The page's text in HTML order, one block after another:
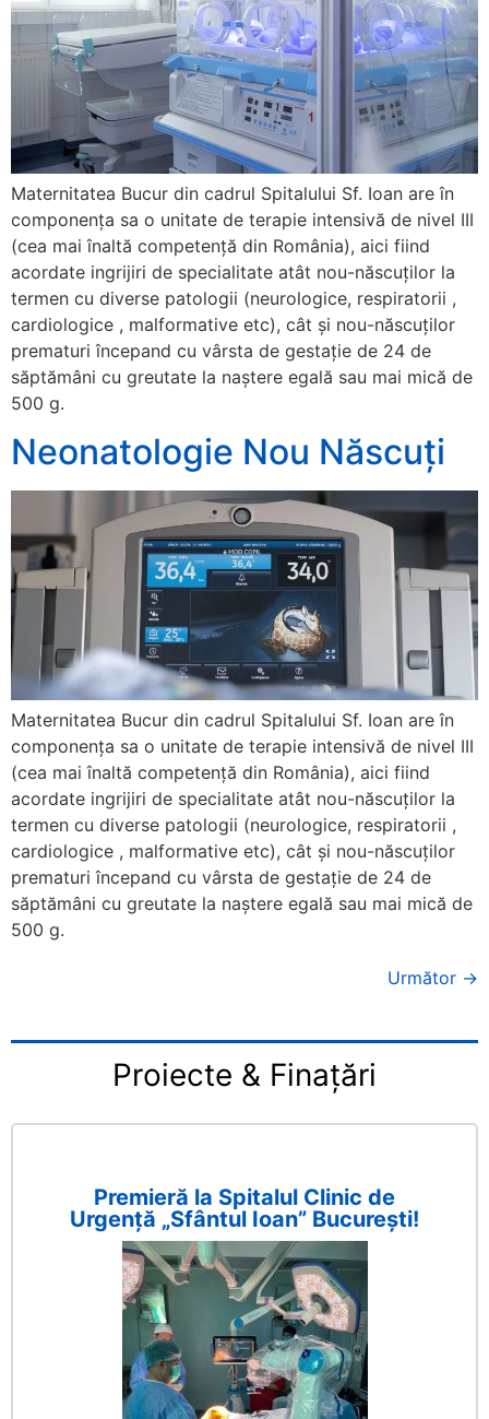
Maternitatea Bucur din cadrul Spitalului Sf. Ioan are în
componența sa o unitate de terapie intensivă de nivel III
(cea mai înaltă competență din România), aici fiind
acordate ingrijiri de specialitate atât nou-născuților la
termen cu diverse patologii (neurologice, respiratorii ,
cardiologice , malformative etc), cât și nou-născuților
prematuri începand cu vârsta de gestație de 24 de
săptămâni cu greutate la naștere egală sau mai mică de
500 g.
Neonatologie Nou Născuți
Maternitatea Bucur din cadrul Spitalului Sf. Ioan are în
componența sa o unitate de terapie intensivă de nivel III
(cea mai înaltă competență din România), aici fiind
acordate ingrijiri de specialitate atât nou-născuților la
termen cu diverse patologii (neurologice, respiratorii ,
cardiologice , malformative etc), cât și nou-născuților
prematuri începand cu vârsta de gestație de 24 de
săptămâni cu greutate la naștere egală sau mai mică de
500 g.
Următor →
Proiecte & Finațări
Premieră la Spitalul Clinic de
Urgență „Sfântul Ioan” București!